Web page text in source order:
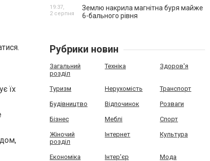
їх
Землю накрила магнітна буря майже
6-бального рівня
19:37,
2 серпня
Рубрики новин
Загальний
розділ
Техніка Здоров'я
Туризм Нерухомість Транспорт
Будівництво Відпочинок Розваги
Бізнес Меблі Спорт
Жіночий
розділ
Інтернет Культура
Економіка Інтер'єр Мода